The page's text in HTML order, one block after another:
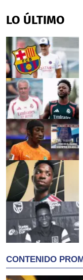
of
2
52
seconds
LO ÚLTIMO